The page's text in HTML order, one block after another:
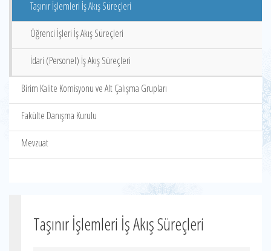
Taşınır İşlemleri İş Akış Süreçleri
Öğrenci İşleri İş Akış Süreçleri
İdari (Personel) İş Akış Süreçleri
Birim Kalite Komisyonu ve Alt Çalışma Grupları
Fakülte Danışma Kurulu
Mevzuat
Taşınır İşlemleri İş Akış Süreçleri